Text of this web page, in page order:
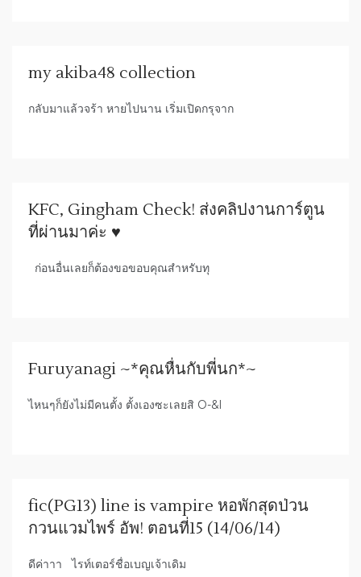
my akiba48 collection
กลับมาแล้วจร้า หายไปนาน เริ่มเปิดกรุจาก
KFC, Gingham Check! ส่งคลิปงานการ์ตูน
ที่ผ่านมาค่ะ ♥
ก่อนอื่นเลยก็ต้องขอขอบคุณสำหรับทุ
Furuyanagi ~*คุณหื่นกับพี่นก*~
ไหนๆก็ยังไม่มีคนตั้ง ตั้งเองซะเลยสิ O-&l
fic(PG13) line is vampire หอพักสุดป่วน
กวนแวมไพร์ อัพ! ตอนที่15 (14/06/14)
ดีค่าาา ไรท์เตอร์ชื่อเบญเจ้าเดิม